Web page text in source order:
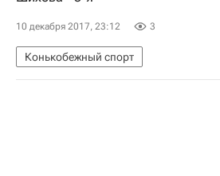
Сергей Карякин
10 декабря 2017, 23:12 3
Конькобежный спорт
Кубок мира по конькобежному спорту